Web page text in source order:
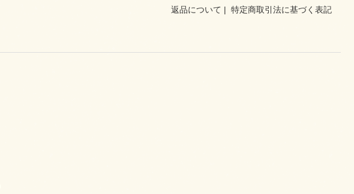
返品について | 特定商取引法に基づく表記